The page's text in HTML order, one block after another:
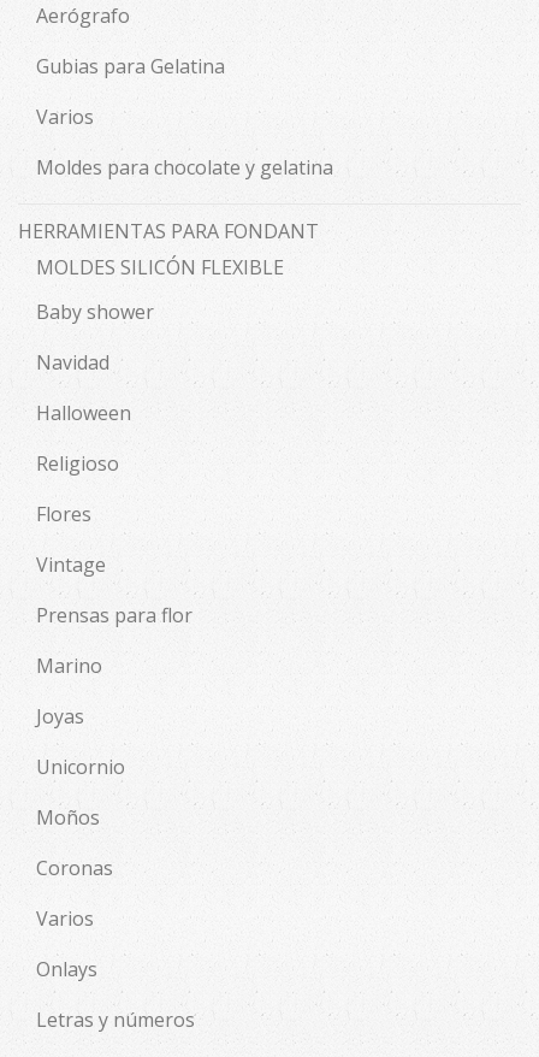
Aerógrafo
Gubias para Gelatina
Varios
Moldes para chocolate y gelatina
HERRAMIENTAS PARA FONDANT
MOLDES SILICÓN FLEXIBLE
Baby shower
Navidad
Halloween
Religioso
Flores
Vintage
Prensas para flor
Marino
Joyas
Unicornio
Moños
Coronas
Varios
Onlays
Letras y números